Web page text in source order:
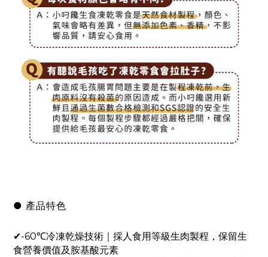
● 產品特色
✔-60℃冷凍乾燥技術｜採人食用等級生肉製程，保留生
食營養價值及胺基酸元素